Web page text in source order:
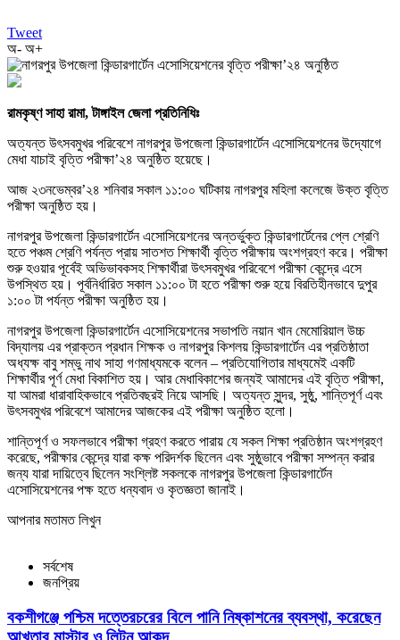
Tweet
অ- অ+
রামকৃষ্ণ সাহা রামা, টাঙ্গাইল জেলা প্রতিনিধিঃ
অত্যন্ত উৎসবমুখর পরিবেশে নাগরপুর উপজেলা কিন্ডারগার্টেন এসোসিয়েশনের উদ্যোগে
মেধা যাচাই বৃত্তি পরীক্ষা’২৪ অনুষ্ঠিত হয়েছে।
আজ ২৩নভেম্বর’২৪ শনিবার সকাল ১১:০০ ঘটিকায় নাগরপুর মহিলা কলেজে উক্ত বৃত্তি
পরীক্ষা অনুষ্ঠিত হয়।
নাগরপুর উপজেলা কিন্ডারগার্টেন এসোসিয়েশনের অন্তর্ভুক্ত কিন্ডারগার্টেনের প্লে শ্রেণি
হতে পঞ্চম শ্রেণি পর্যন্ত প্রায় সাতশত শিক্ষার্থী বৃত্তি পরীক্ষায় অংশগ্রহণ করে। পরীক্ষা
শুরু হওয়ার পূর্বেই অভিভাবকসহ শিক্ষার্থীরা উৎসবমুখর পরিবেশে পরীক্ষা কেন্দ্রে এসে
উপস্থিত হয়। পূর্বনির্ধারিত সকাল ১১:০০ টা হতে পরীক্ষা শুরু হয়ে বিরতিহীনভাবে দুপুর
১:০০ টা পর্যন্ত পরীক্ষা অনুষ্ঠিত হয়।
নাগরপুর উপজেলা কিন্ডারগার্টেন এসোসিয়েশনের সভাপতি নয়ান খান মেমোরিয়াল উচ্চ
বিদ্যালয় এর প্রাক্তন প্রধান শিক্ষক ও নাগরপুর কিশলয় কিন্ডারগার্টেন এর প্রতিষ্ঠাতা
অধ্যক্ষ বাবু শম্ভু নাথ সাহা গণমাধ্যমকে বলেন – প্রতিযোগিতার মাধ্যমেই একটি
শিক্ষার্থীর পূর্ণ মেধা বিকাশিত হয়। আর মেধাবিকাশের জন্যই আমাদের এই বৃত্তি পরীক্ষা,
যা আমরা ধারাবাহিকভাবে প্রতিবছরই নিয়ে আসছি। অত্যন্ত সুন্দর, সুষ্ঠু, শান্তিপূর্ণ এবং
উৎসবমুখর পরিবেশে আমাদের আজকের এই পরীক্ষা অনুষ্ঠিত হলো।
শান্তিপূর্ণ ও সফলভাবে পরীক্ষা গ্রহণ করতে পারায় যে সকল শিক্ষা প্রতিষ্ঠান অংশগ্রহণ
করেছে, পরীক্ষার কেন্দ্রে যারা কক্ষ পরিদর্শক ছিলেন এবং সুষ্ঠুভাবে পরীক্ষা সম্পন্ন করার
জন্য যারা দায়িত্বে ছিলেন সংশ্লিষ্ট সকলকে নাগরপুর উপজেলা কিন্ডারগার্টেন
এসোসিয়েশনের পক্ষ হতে ধন্যবাদ ও কৃতজ্ঞতা জানাই।
আপনার মতামত লিখুন
সর্বশেষ
জনপ্রিয়
বকশীগঞ্জে পশ্চিম দত্তেরচরের বিলে পানি নিষ্কাশনের ব্যবস্থা, করেছেন